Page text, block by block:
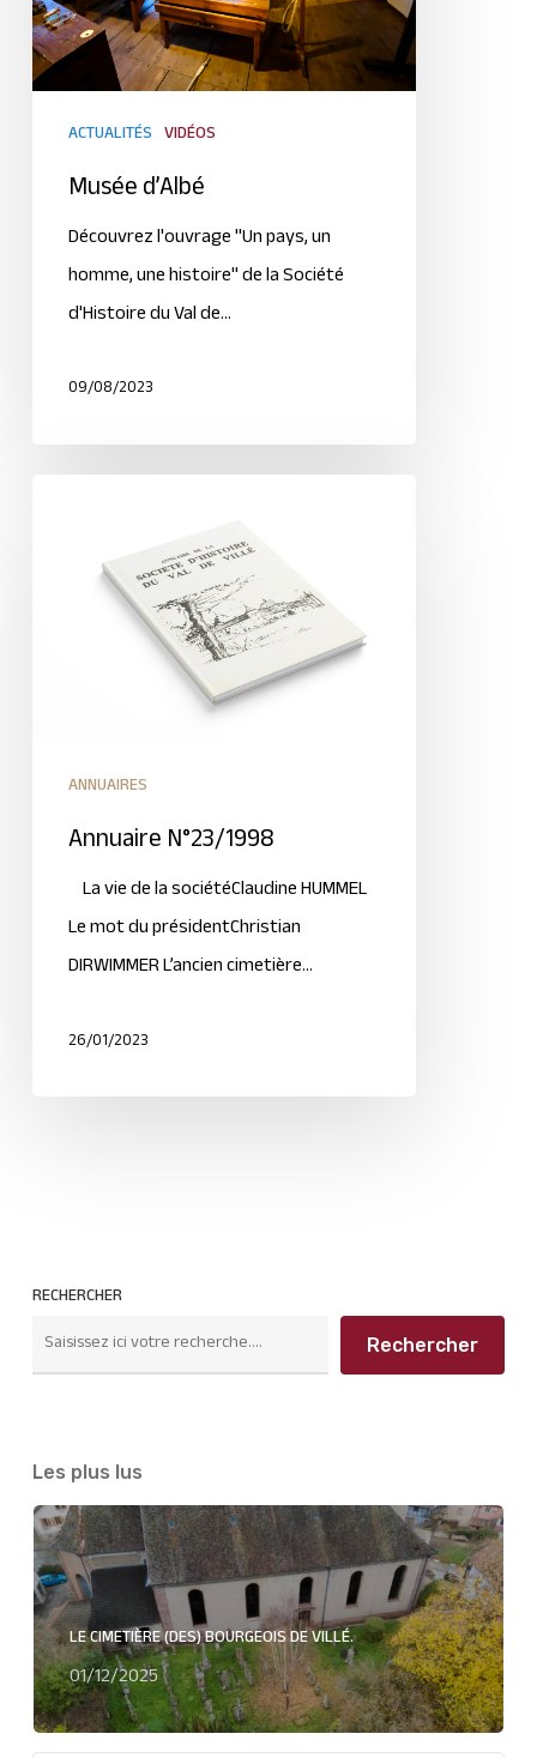
ACTUALITÉS VIDÉOS
Musée d’Albé
Découvrez l'ouvrage "Un pays, un
homme, une histoire" de la Société
d'Histoire du Val de…
09/08/2023
ANNUAIRES
Annuaire N°23/1998
La vie de la sociétéClaudine HUMMEL
Le mot du présidentChristian
DIRWIMMER L’ancien cimetière…
26/01/2023
RECHERCHER
Rechercher
Les plus lus
LE CIMETIÈRE (DES) BOURGEOIS DE VILLÉ.
01/12/2025